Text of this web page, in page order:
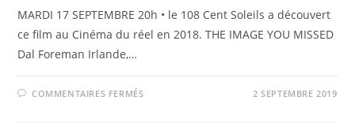
MARDI 17 SEPTEMBRE 20h • le 108 Cent Soleils a découvert
ce film au Cinéma du réel en 2018. THE IMAGE YOU MISSED
Dal Foreman Irlande,…
COMMENTAIRES FERMÉSSUR 2 SEPTEMBRE 2019